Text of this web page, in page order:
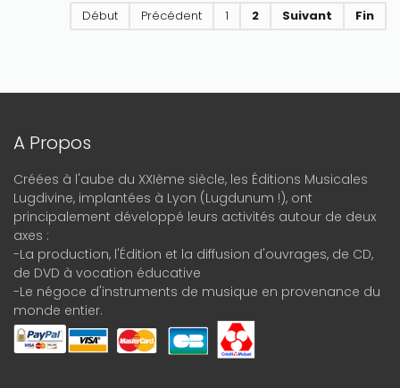
Début Précédent 1 2 Suivant Fin
A Propos
Créées à l'aube du XXIème siècle, les Éditions Musicales
Lugdivine, implantées à Lyon (Lugdunum !), ont
principalement développé leurs activités autour de deux
axes :
-La production, l'Édition et la diffusion d'ouvrages, de CD,
de DVD à vocation éducative
-Le négoce d'instruments de musique en provenance du
monde entier.